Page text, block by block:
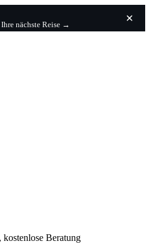
nächste Reise →
Beratung